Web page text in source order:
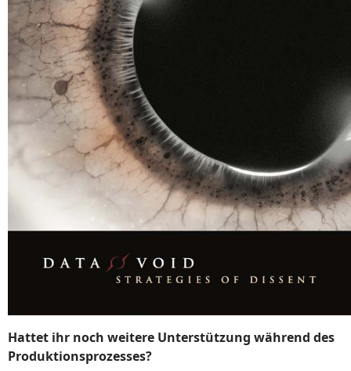
Hattet ihr noch weitere Unterstützung während des
Produktionsprozesses?